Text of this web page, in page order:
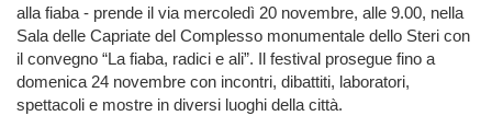
alla fiaba - prende il via mercoledì 20 novembre, alle 9.00, nella
Sala delle Capriate del Complesso monumentale dello Steri con
il convegno “La fiaba, radici e ali”. Il festival prosegue fino a
domenica 24 novembre con incontri, dibattiti, laboratori,
spettacoli e mostre in diversi luoghi della città.